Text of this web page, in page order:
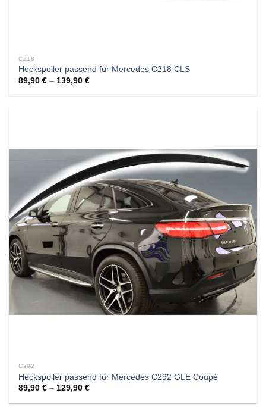
C218
Heckspoiler passend für Mercedes C218 CLS
89,90€ – 139,90€
C292
Heckspoiler passend für Mercedes C292 GLE Coupé
89,90€ – 129,90€